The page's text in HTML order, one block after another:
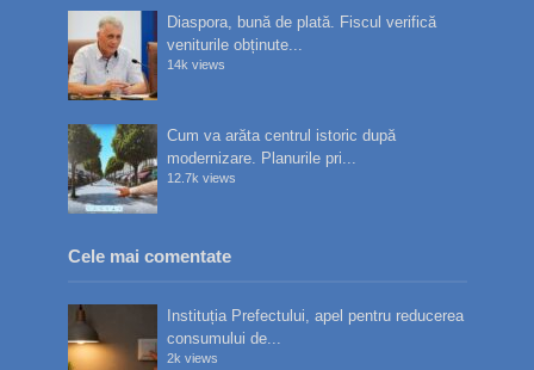
Diaspora, bună de plată. Fiscul verifică
veniturile obținute...
14k views
Cum va arăta centrul istoric după
modernizare. Planurile pri...
12.7k views
Cele mai comentate
Instituția Prefectului, apel pentru reducerea
consumului de...
2k views